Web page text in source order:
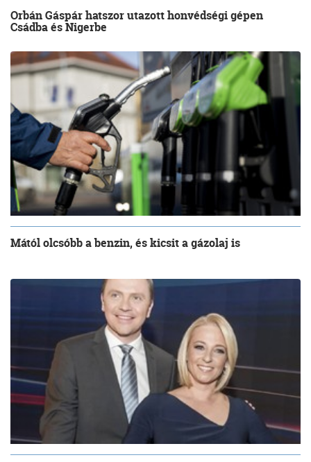
Orbán Gáspár hatszor utazott honvédségi gépen
Csádba és Nigerbe
Mától olcsóbb a benzin, és kicsit a gázolaj is